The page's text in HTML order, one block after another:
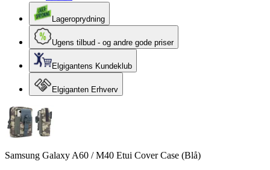
Lageroprydning
Ugens tilbud - og andre gode priser
Elgigantens Kundeklub
Elgiganten Erhverv
Samsung Galaxy A60 / M40 Etui Cover Case (Blå)